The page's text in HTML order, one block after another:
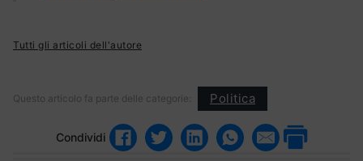
Tutti gli articoli dell'autore
Questo articolo fa parte delle categorie: Politica
Condividi